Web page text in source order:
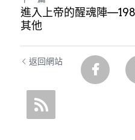
進入上帝的醒魂陣
其他
返回網站